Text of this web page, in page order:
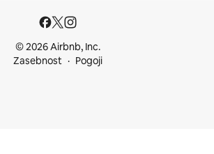
© 2026 Airbnb, Inc.
Zasebnost
Pogoji